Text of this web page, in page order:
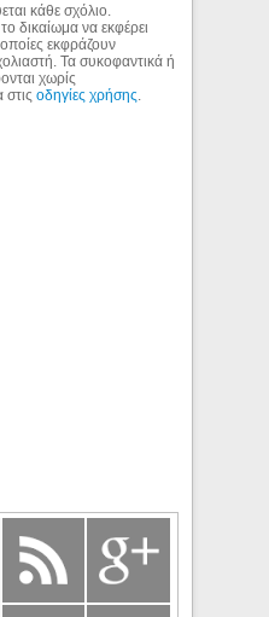
κάθε σχόλιο.
δικαίωμα να εκφέρει
εκφράζουν
Τα συκοφαντικά ή
χωρίς
στιςοδηγίες χρήσης